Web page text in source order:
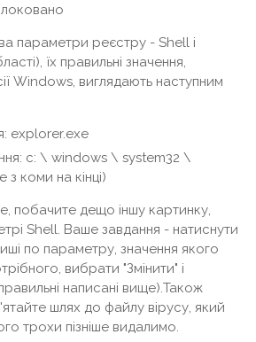
параметри реєстру - Shell і
їх правильні значення,
Windows, виглядають наступним
explorer.exe
c: \ windows \ system32 \
коми на кінці)
побачите дещо іншу картинку,
Shell. Ваше завдання - натиснути
по параметру, значення якого
вибрати "Змінити" і
написані вище).Також
шлях до файлу вірусу, який
трохи пізніше видалимо.